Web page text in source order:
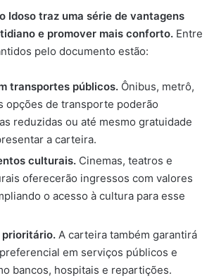
Idoso traz uma série de vantagens
e promover mais conforto. Entre
pelo documento estão:
transportes públicos. Ônibus, metrô,
opções de transporte poderão
reduzidas ou até mesmo gratuidade
a carteira.
culturais. Cinemas, teatros e
oferecerão ingressos com valores
o acesso à cultura para esse
A carteira também garantirá
em serviços públicos e
bancos, hospitais e repartições.